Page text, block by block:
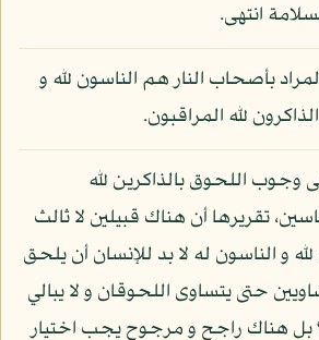
انتهى.
بأصحاب النار هم الناسون لله و
لله المراقبون.
وجوب اللحوق بالذاكرين لله
تقريرها أن هناك قبيلين لا ثالث
و الناسون له لا بد للإنسان أن يلحق
حتى يتساوى اللحوقان و لا يبالي
بل هناك راجح و مرجوح يجب اختيار